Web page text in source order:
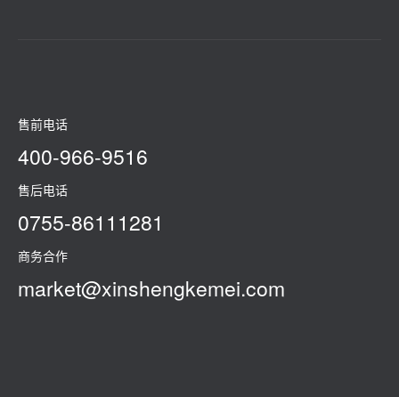
售前电话
400-966-9516
售后电话
0755-86111281
商务合作
market@xinshengkemei.com